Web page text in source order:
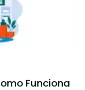
Funciona